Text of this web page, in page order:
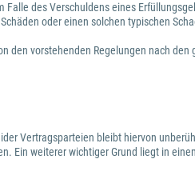
des Verschuldens eines
oder einen solchen typischen
den vorstehenden Regelungen nach den
Vertragsparteien bleibt hiervon
Ein weiterer wichtiger Grund liegt in